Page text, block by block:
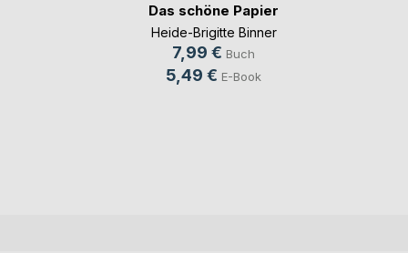
Das schöne Papier
Heide-Brigitte Binner
7,99 € Buch
5,49 € E-Book